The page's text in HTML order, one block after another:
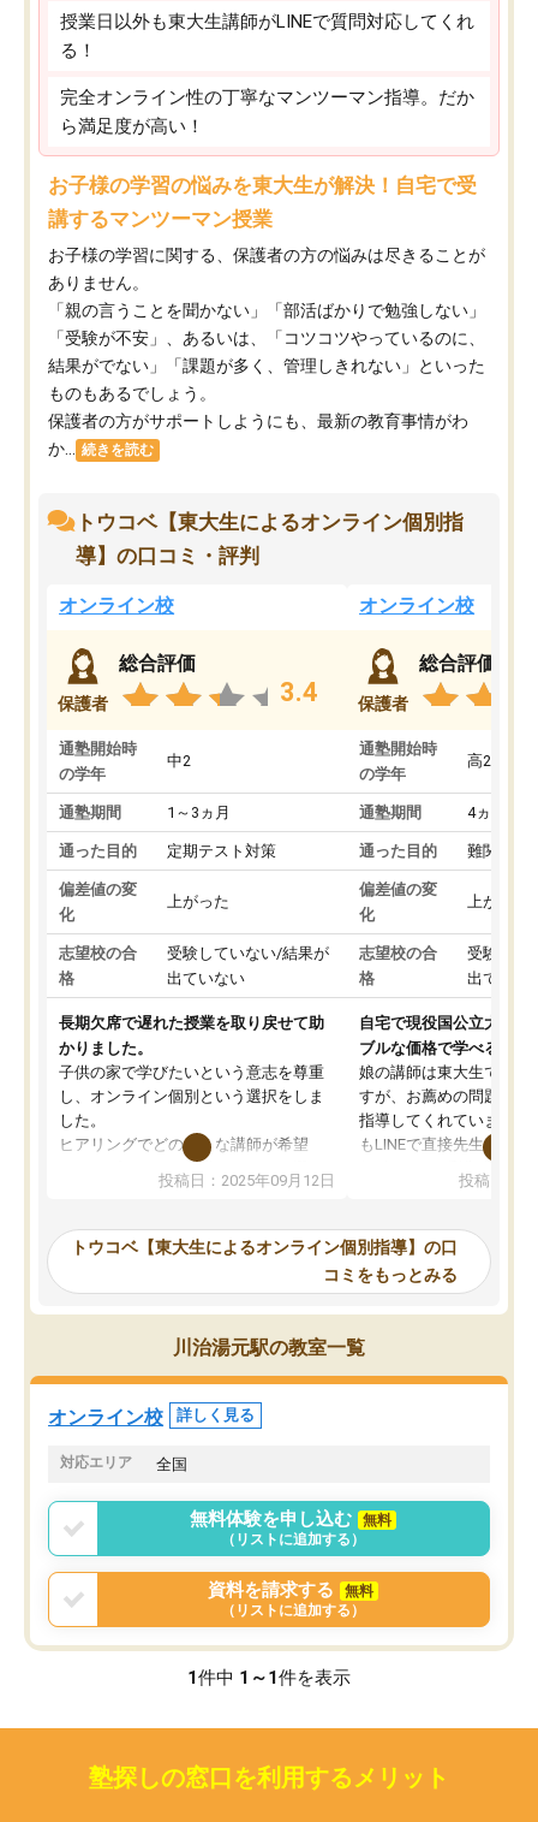
授業日以外も東大生講師がLINEで質問対応してくれ
る！
完全オンライン性の丁寧なマンツーマン指導。だか
ら満足度が高い！
お子様の学習の悩みを東大生が解決！自宅で受
講するマンツーマン授業
お子様の学習に関する、保護者の方の悩みは尽きることが
ありません。
「親の言うことを聞かない」「部活ばかりで勉強しない」
「受験が不安」、あるいは、「コツコツやっているのに、
結果がでない」「課題が多く、管理しきれない」といった
ものもあるでしょう。
保護者の方がサポートしようにも、最新の教育事情がわ
か...
続きを読む
トウコベ【東大生によるオンライン個別指
導】の口コミ・評判
オンライン校
保護者
総合評価
3.4
通塾開始時
の学年
中2
通塾期間 1～3ヵ月
通った目的 定期テスト対策
偏差値の変
化
上がった
志望校の合
格
受験していない/結果が
出ていない
長期欠席で遅れた授業を取り戻せて助
かりました。
子供の家で学びたいという意志を尊重
し、オンライン個別という選択をしま
した。
ヒアリングでどのような講師が希望
か、オプションは付帯するかなど選ぶ
事が出来ました。
ーティングを行い、その講師で良いか
見てから講師を決定する事ができま
す。
うちの子は、初回面談の講師の方で決
オンラインツールを使用した単語帳の
共有があり宿題もそちらで出される形
でした。
言う事で講師変更の申し出があり、あ
まりに短期での変更だった為、塾に通
う事にして退会しました。遅れも取り
戻せ、授業内容や講師の方は良かった
と思います。
投稿日：2025年09月12日
オンライン校
保護者
総合評価
通塾開始時
の学年
高2
通塾期間 4ヵ月～1
通った目的 難関私立
偏差値の変
化
上がった
志望校の合
格
受験して
出ていな
自宅で現役国公立大学生
ブルな価格で学べる
娘の講師は東大生では無
すが、お薦めの問題集や
指導してくれています。
もLINEで直接先生に質問
めれるので、個人に合
いなのがあり(有料)、受
ことをどんなスケジュー
くか相談したのですが、
ち期待したものではなく
内容でした。それでも明
やる気も出ましたし、苦
くなってきたようなので
投稿日：
トウコベ【東大生によるオンライン個別指導】の口
コミをもっとみる
川治湯元駅の教室一覧
オンライン校 詳しく見る
対応エリア 全国
無料体験を申し込む
無料
（リストに追加する）
資料を請求する
無料
（リストに追加する）
1件中 1～1件を表示
塾探しの窓口を利用するメリット